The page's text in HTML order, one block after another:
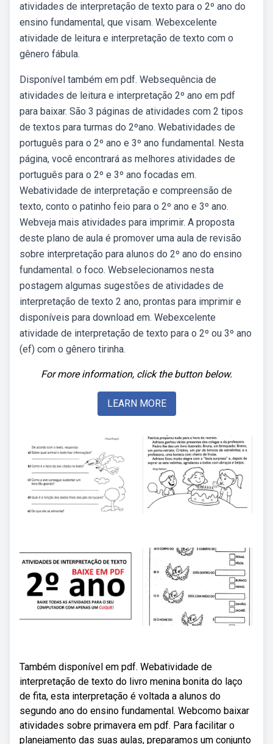
atividades de interpretação de texto para o 2º ano do
ensino fundamental, que visam. Webexcelente
atividade de leitura e interpretação de texto com o
gênero fábula.
Disponível também em pdf. Websequência de
atividades de leitura e interpretação 2º ano em pdf
para baixar. São 3 páginas de atividades com 2 tipos
de textos para turmas do 2ºano. Webatividades de
português para o 2º ano e 3º ano fundamental. Nesta
página, você encontrará as melhores atividades de
português para o 2º e 3º ano focadas em.
Webatividade de interpretação e compreensão de
texto, conto o patinho feio para o 2º ano e 3º ano.
Webveja mais atividades para imprimir. A proposta
deste plano de aula é promover uma aula de revisão
sobre interpretação para alunos do 2º ano do ensino
fundamental. o foco. Webselecionamos nesta
postagem algumas sugestões de atividades de
interpretação de texto 2 ano, prontas para imprimir e
disponíveis para download em. Webexcelente
atividade de interpretação de texto para o 2º ou 3º ano
(ef) com o gênero tirinha.
For more information, click the button below.
LEARN MORE
Também disponível em pdf. Webatividade de
interpretação de texto do livro menina bonita do laço
de fita, esta interpretação é voltada a alunos do
segundo ano do ensino fundamental. Webcomo baixar
atividades sobre primavera em pdf. Para facilitar o
planejamento das suas aulas, preparamos um conjunto